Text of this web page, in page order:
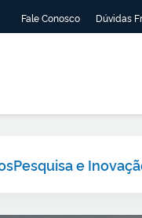
Fale Conosco Dúvidas
Pesquisa e